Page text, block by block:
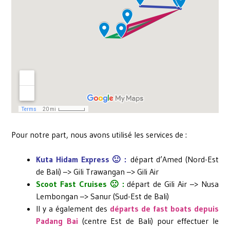
Pour notre part, nous avons utilisé les services de :
Kuta Hidam Express 🙂 : départ d’Amed (Nord-Est
de Bali) –> Gili Trawangan –> Gili Air
Scoot Fast Cruises 🙁 : départ de Gili Air –> Nusa
Lembongan –> Sanur (Sud-Est de Bali)
Il y a également des départs de fast boats depuis
Padang Bai (centre Est de Bali) pour effectuer le